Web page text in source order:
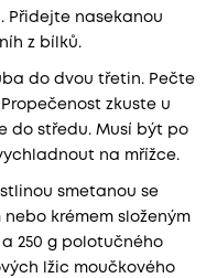
Přidejte nasekanou
z bílků.
do dvou třetin. Pečte
zkuste u
do středu. Musí být po
na mřížce.
smetanou se
krémem složeným
a 250 g polotučného
lžic moučkového